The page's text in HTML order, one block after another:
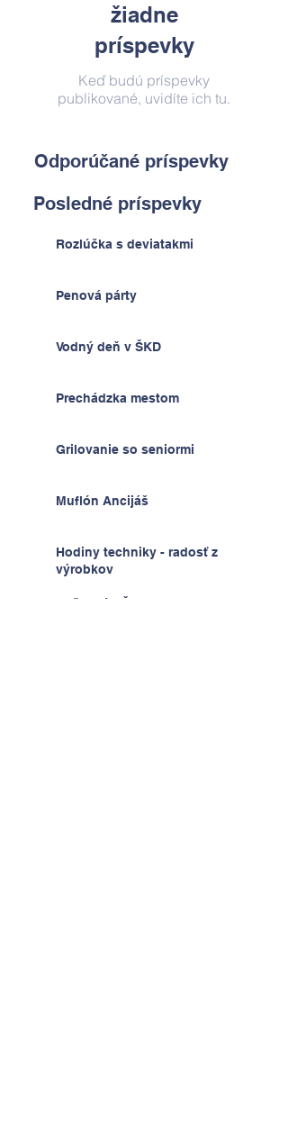
žiadne
príspevky
Keď budú príspevky
publikované, uvidíte ich tu.
Odporúčané príspevky
Posledné príspevky
Rozlúčka s deviatakmi
Penová párty
Vodný deň v ŠKD
Prechádzka mestom
Grilovanie so seniormi
Muflón Ancijáš
Hodiny techniky - radosť z
výrobkov
Deň detí v ŠKD